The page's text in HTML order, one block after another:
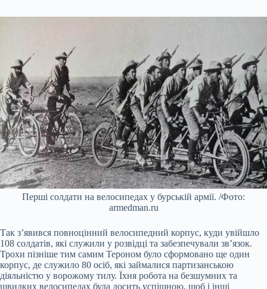
Перші солдати на велосипедах у бурській армії. /Фото:
armedman.ru
Так з’явився повноцінний велосипедний корпус, куди увійшло
108 солдатів, які служили у розвідці та забезпечували зв’язок.
Трохи пізніше тим самим Тероном було сформовано ще один
корпус, де служило 80 осіб, які займалися партизанською
діяльністю у ворожому тилу. Їхня робота на безшумних та
швидких велосипедах була досить успішною, щоб і інші